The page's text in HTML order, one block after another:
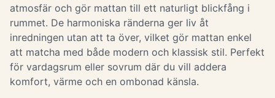
atmosfär och gör mattan till ett naturligt blickfång i
rummet. De harmoniska ränderna ger liv åt
inredningen utan att ta över, vilket gör mattan enkel
att matcha med både modern och klassisk stil. Perfekt
för vardagsrum eller sovrum där du vill addera
komfort, värme och en ombonad känsla.